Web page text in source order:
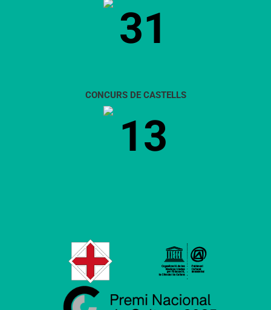
31
CONCURS DE CASTELLS
13